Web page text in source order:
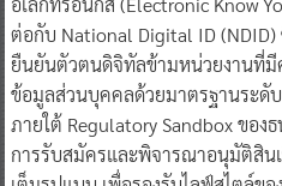
ต่อกับ National Digital ID (NDID)
ยืนยันตัวตนดิจิทัลข้ามหน่วยงานที่มี
ข้อมูลส่วนบุคคลด้วยมาตรฐานระดั
ภายใต้ Regulatory Sandbox ของ
การรับสมัครและพิจารณาอนุมัติสิน